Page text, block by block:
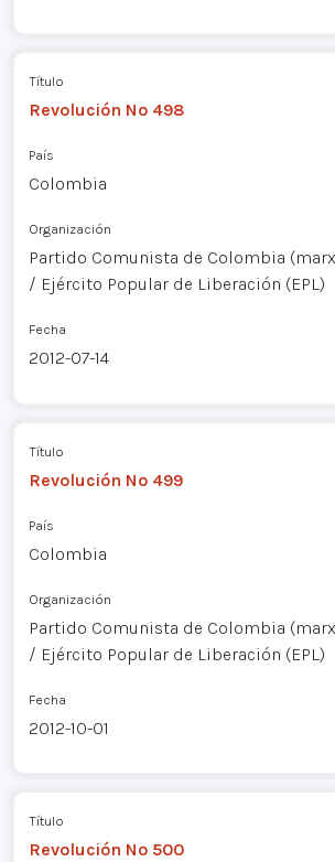
Título
Revolución Nº 498
País
Colombia
Organización
Partido Comunista de Colombia
/ Ejército Popular de Liberación (EPL)
Fecha
2012-07-14
Título
Revolución Nº 499
País
Colombia
Organización
Partido Comunista de Colombia
/ Ejército Popular de Liberación (EPL)
Fecha
2012-10-01
Título
Revolución Nº 500